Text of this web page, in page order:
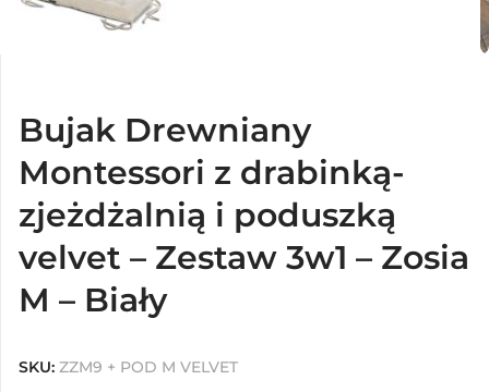
Bujak Drewniany
Montessori z drabinką-
zjeżdżalnią i poduszką
velvet – Zestaw 3w1 – Zosia
M – Biały
SKU: ZZM9 + POD M VELVET